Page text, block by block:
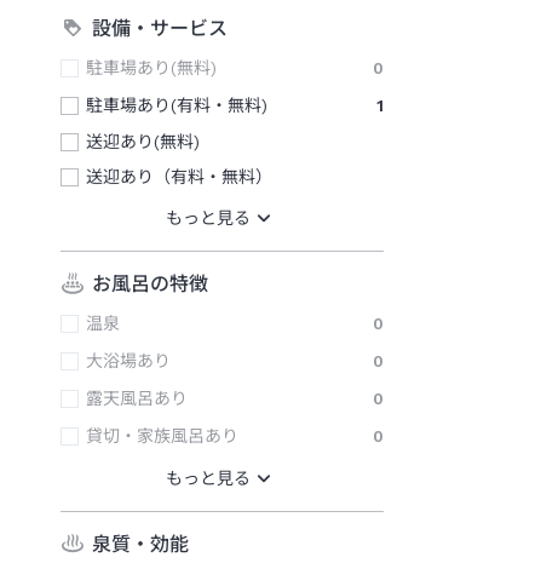
設備・サービス
駐車場あり(無料)
0
駐車場あり(有料・無料)
1
送迎あり(無料)
送迎あり（有料・無料）
お風呂の特徴
温泉
0
大浴場あり
0
露天風呂あり
0
貸切・家族風呂あり
0
泉質・効能